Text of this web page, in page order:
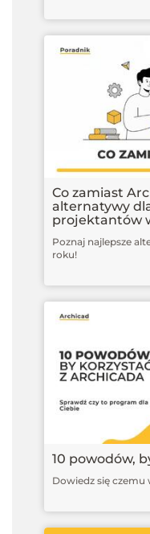
Co zamiast
alternatywy
projektantów
Poznaj najlepsze
roku!
10 powodów,
Dowiedz się czemu